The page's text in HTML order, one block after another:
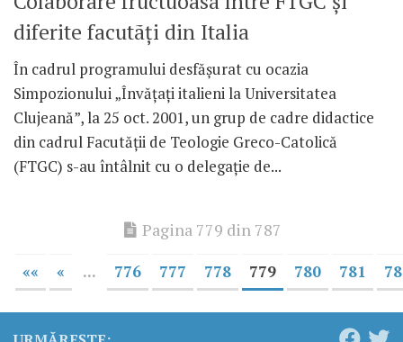
diferite facutãţi din Italia
În cadrul programului desfăşurat cu ocazia
Simpozionului „Învăţaţi italieni la Universitatea
Clujeană”, la 25 oct. 2001, un grup de cadre didactice
din cadrul Facutăţii de Teologie Greco-Catolică
(FTGC) s-au întâlnit cu o delegaţie de...
Pagina 779 din 787
«« « ... 776 777 778 779 780 781